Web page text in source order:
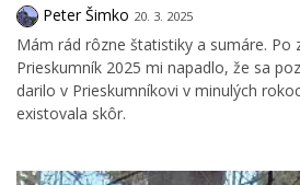
Peter Šimko 20. 3. 2025
Mám rád rôzne štatistiky a sumáre. Po
Prieskumník 2025 mi napadlo, že sa
darilo v Prieskumníkovi v minulých
existovala skôr.